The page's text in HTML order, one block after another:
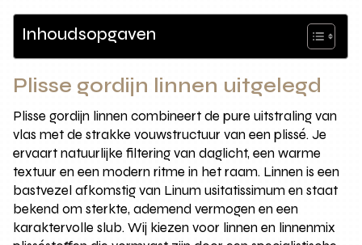
Inhoudsopgaven
Plisse gordijn linnen uitgelegd
Plisse gordijn linnen combineert de pure uitstraling van
vlas met de strakke vouwstructuur van een plissé. Je
ervaart natuurlijke filtering van daglicht, een warme
textuur en een modern ritme in het raam. Linnen is een
bastvezel afkomstig van Linum usitatissimum en staat
bekend om sterkte, ademend vermogen en een
karaktervolle slub. Wij kiezen voor linnen en linnenmix